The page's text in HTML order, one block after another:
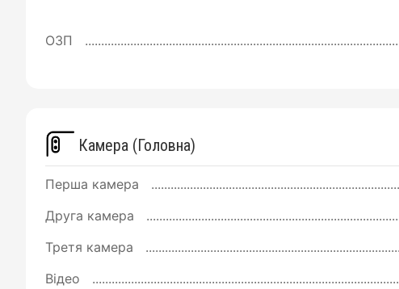
ОЗП
Камера (Головна)
Перша камера
Друга камера
Третя камера
Відео